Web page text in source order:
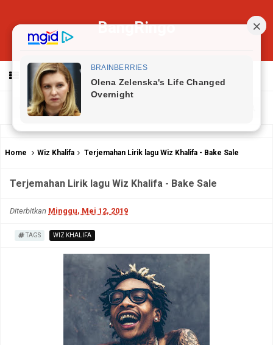
BangRingo
MENU
Home Wiz Khalifa Terjemahan Lirik lagu Wiz Khalifa - Bake Sale
Terjemahan Lirik lagu Wiz Khalifa - Bake Sale
Diterbitkan Minggu, Mei 12, 2019
TAGS WIZ KHALIFA